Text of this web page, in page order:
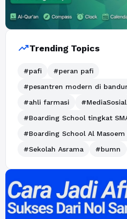
trending_upTrending Topics
#pafi
#peran pafi
#pesantren modern di
#ahli farmasi
#MediaSosial
#Boarding School tingkat
#Boarding School Al Masoem
#Sekolah Asrama
#bumn